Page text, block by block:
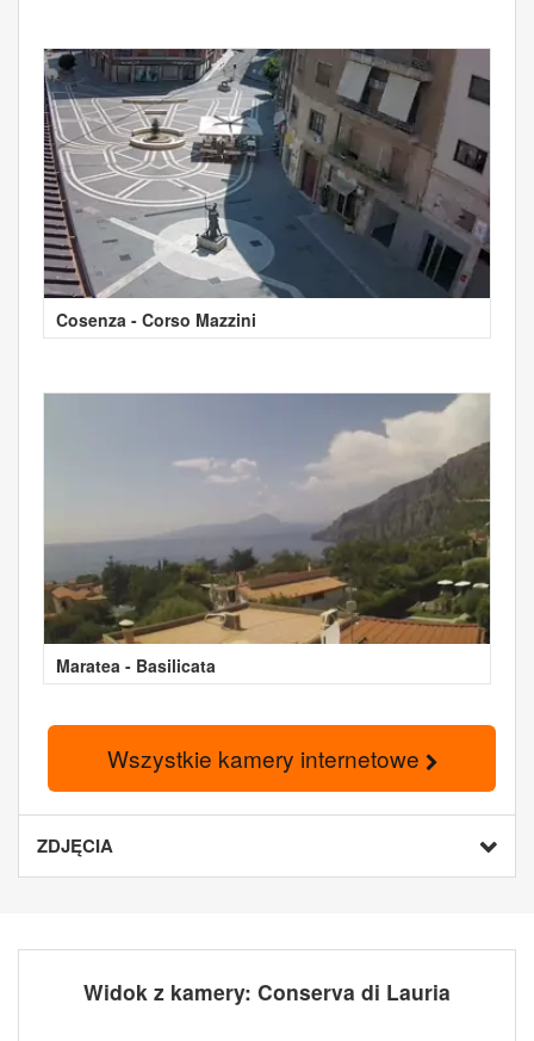
Cosenza - Corso Mazzini
Maratea - Basilicata
Wszystkie kamery internetowe
ZDJĘCIA
Widok z kamery: Conserva di Lauria